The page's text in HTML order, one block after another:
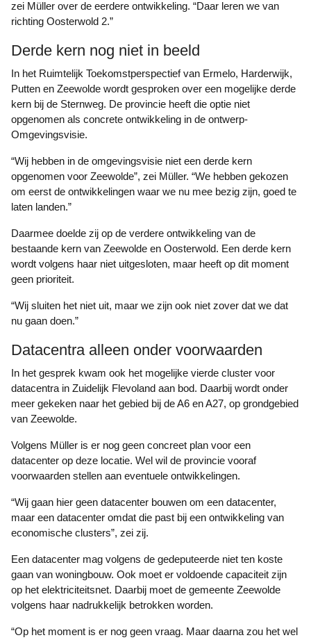
zei Müller over de eerdere ontwikkeling. “Daar leren we van
richting Oosterwold 2.”
Derde kern nog niet in beeld
In het Ruimtelijk Toekomstperspectief van Ermelo, Harderwijk,
Putten en Zeewolde wordt gesproken over een mogelijke derde
kern bij de Sternweg. De provincie heeft die optie niet
opgenomen als concrete ontwikkeling in de ontwerp-
Omgevingsvisie.
“Wij hebben in de omgevingsvisie niet een derde kern
opgenomen voor Zeewolde”, zei Müller. “We hebben gekozen
om eerst de ontwikkelingen waar we nu mee bezig zijn, goed te
laten landen.”
Daarmee doelde zij op de verdere ontwikkeling van de
bestaande kern van Zeewolde en Oosterwold. Een derde kern
wordt volgens haar niet uitgesloten, maar heeft op dit moment
geen prioriteit.
“Wij sluiten het niet uit, maar we zijn ook niet zover dat we dat
nu gaan doen.”
Datacentra alleen onder voorwaarden
In het gesprek kwam ook het mogelijke vierde cluster voor
datacentra in Zuidelijk Flevoland aan bod. Daarbij wordt onder
meer gekeken naar het gebied bij de A6 en A27, op grondgebied
van Zeewolde.
Volgens Müller is er nog geen concreet plan voor een
datacenter op deze locatie. Wel wil de provincie vooraf
voorwaarden stellen aan eventuele ontwikkelingen.
“Wij gaan hier geen datacenter bouwen om een datacenter,
maar een datacenter omdat die past bij een ontwikkeling van
economische clusters”, zei zij.
Een datacenter mag volgens de gedeputeerde niet ten koste
gaan van woningbouw. Ook moet er voldoende capaciteit zijn
op het elektriciteitsnet. Daarbij moet de gemeente Zeewolde
volgens haar nadrukkelijk betrokken worden.
“Op het moment is er nog geen vraag. Maar daarna zou het wel